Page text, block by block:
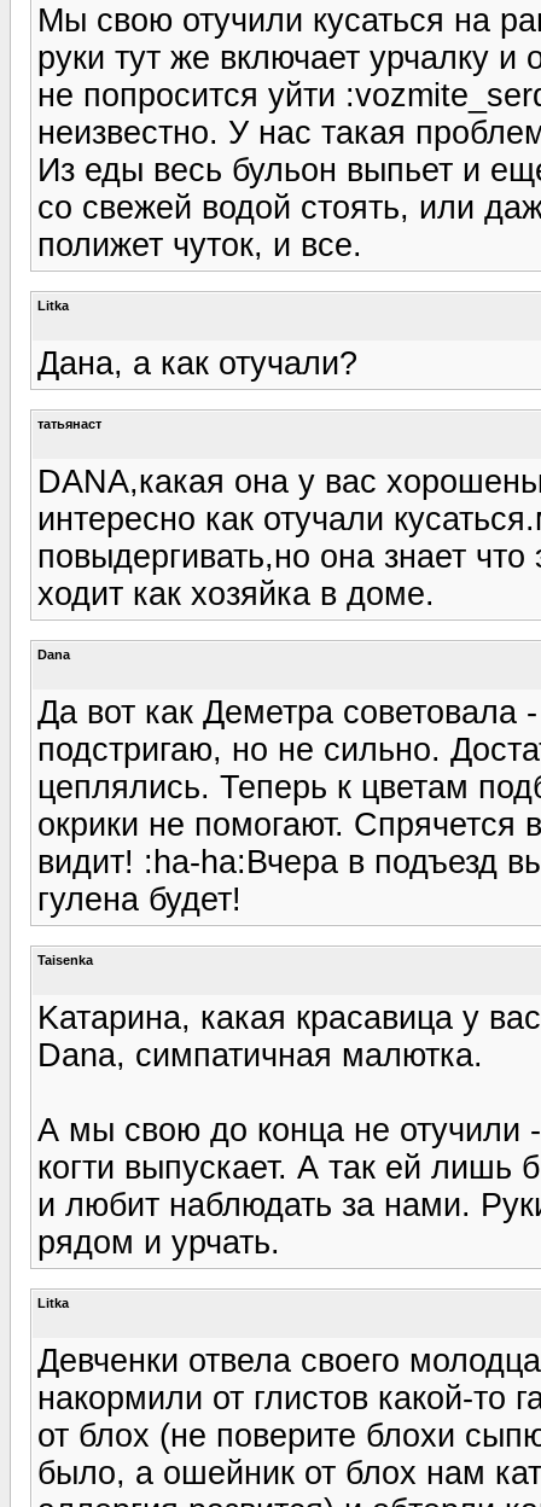
Мы свою отучили кусаться на
руки тут же включает урчалку
не попросится уйти
неизвестно. У нас такая
Из еды весь бульон выпьет и
со свежей водой стоять, или
полижет чуток, и все.
Litka
Дана, а как отучали?
татьянаст
DANA,какая она у вас
интересно как отучали
повыдергивать,но она знает что
ходит как хозяйка в доме.
Dana
Да вот как Деметра советовала
подстригаю, но не сильно.
цеплялись. Теперь к цветам
окрики не помогают. Спрячется
видит! :ha-ha:Вчера в подъезд
гулена будет!
Taisenka
Kатарина, какая красавица у
Dana, симпатичная малютка.
А мы свою до конца не отучили -
когти выпускает. А так ей
и любит наблюдать за нами.
рядом и урчать.
Litka
Девченки отвела своего
накормили от глистов какой-то
от блох (не поверите блохи
было, а ошейник от блох нам